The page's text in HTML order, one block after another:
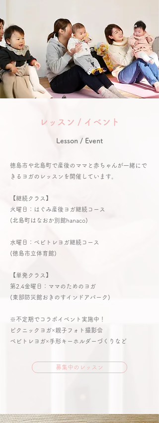
レッスン / イベント
Lesson / Event
徳島市や北島町で産後のママと赤ちゃんが一緒にで
きるヨガのレッスンを開催しています。
【継続クラス】
火曜日：はぐみ産後ヨガ継続コース
(北島町はなおか別館hanaco)
水曜日：ベビトレヨガ継続コース
(徳島市立体育館)
​【単発クラス】
第2.4金曜日：ママのためのヨガ
(東部防災館おきのすインドアパーク)
​※不定期でコラボイベント実施中！
ピクニックヨガ×親子フォト撮影会
ベビトレヨガ×手形キーホルダーづくりなど
募集中のレッスン